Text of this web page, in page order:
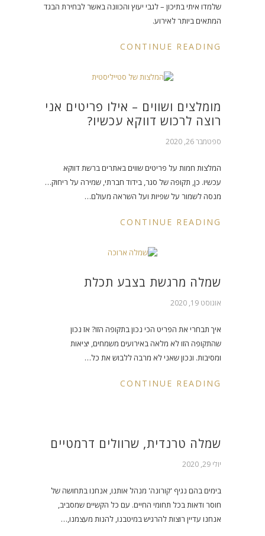
שלמדו איתי בתיכון – לגבי יעוץ והכוונה באשר לבחירת הבגד
המתאים ביותר לאירוע.
CONTINUE READING
מומלצים ושווים – אילו פריטים אני
רוצה לרכוש דווקא עכשיו?
ספטמבר 26, 2020
המלצות חמות על פריטים שווים באתרים ברשת דווקא
עכשיו. כן, תקופה של סגר, בידוד חברתי, שמירה על ריחוק…
מנסה לשמור על שפיות ועל השראה מעולם…
CONTINUE READING
שמלה מרגשת בצבע תכלת
אוגוסט 19, 2020
איך תבחרי את הפריט הכי נכון בתקופה הזו? אז נכון
שהתקופה הזו לא מלאה באירועים משמחים, יציאות
ומסיבות. ונכון שאני לא מרבה ללבוש את כל…
CONTINUE READING
שמלה טרנדית, שרוולים דרמטיים
יולי 29, 2020
בימים בהם נגיף 'קורונה' מנהל אותנו, אנחנו בתחושה של
חוסר ודאות בכל תחומי החיים. עם כל הקשיים שמסביב,
אנחנו עדיין רוצות להרגיש במיטבנו, להנות מעצמנו,…